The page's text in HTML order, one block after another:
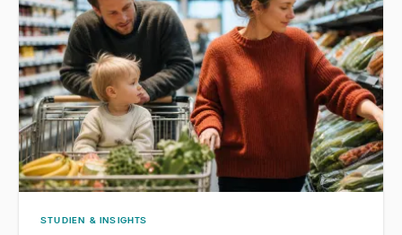
STUDIEN & INSIGHTS